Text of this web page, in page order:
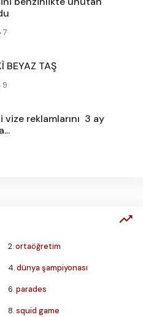
7
BEYAZ TAŞ
9
vize reklamlarını 3 ay
2.ortaöğretim
4.dünya şampiyonası
6.parades
8.squid game